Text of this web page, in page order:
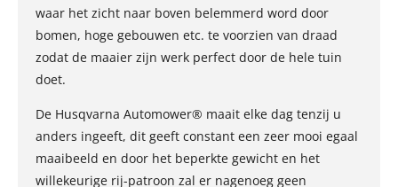
waar het zicht naar boven belemmerd word door
bomen, hoge gebouwen etc. te voorzien van draad
zodat de maaier zijn werk perfect door de hele tuin
doet.
De Husqvarna Automower® maait elke dag tenzij u
anders ingeeft, dit geeft constant een zeer mooi egaal
maaibeeld en door het beperkte gewicht en het
willekeurige rij-patroon zal er nagenoeg geen